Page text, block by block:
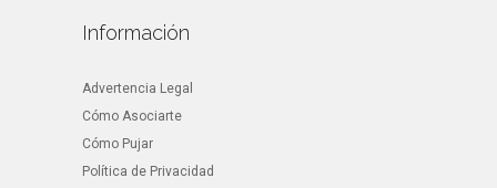
Información
Advertencia Legal
Cómo Asociarte
Cómo Pujar
Política de Privacidad